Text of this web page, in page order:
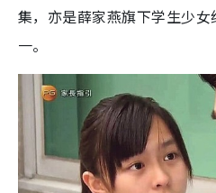
集，亦是薛家燕旗下学生少
一。